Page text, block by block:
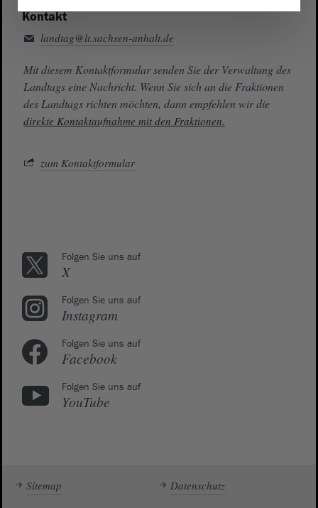
Kontakt
landtag@lt.sachsen-anhalt.de
Mit diesem Kontaktformular senden Sie der Verwaltung des
Landtags eine Nachricht. Wenn Sie sich an die Fraktionen
des Landtags richten möchten, dann empfehlen wir die
direkte Kontaktaufnahme mit den Fraktionen.
zum Kontaktformular
Folgen Sie uns auf
X
Folgen Sie uns auf
Instagram
Folgen Sie uns auf
Facebook
Folgen Sie uns auf
YouTube
Sitemap Datenschutz